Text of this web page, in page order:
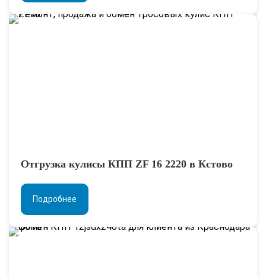
Отгрузка кулисы КПП ZF 16 2220 в Кстово
Подробнее